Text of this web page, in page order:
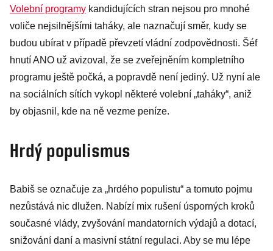
Volební programy kandidujících stran nejsou pro mnohé
voliče nejsilnějšími taháky, ale naznačují směr, kudy se
budou ubírat v případě převzetí vládní zodpovědnosti. Šéf
hnutí ANO už avizoval, že se zveřejněním kompletního
programu ještě počká, a popravdě není jediný. Už nyní ale
na sociálních sítích vykopl některé volební „taháky“, aniž
by objasnil, kde na ně vezme peníze.
Hrdý populismus
Babiš se označuje za „hrdého populistu“ a tomuto pojmu
nezůstává nic dlužen. Nabízí mix rušení úsporných kroků
současné vlády, zvyšování mandatorních výdajů a dotací,
snižování daní a masivní státní regulaci. Aby se mu lépe